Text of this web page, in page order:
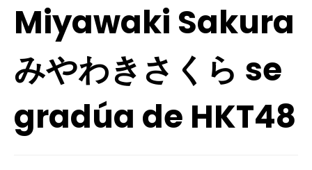
Miyawaki Sakura
みやわきさくら se
gradúa de HKT48